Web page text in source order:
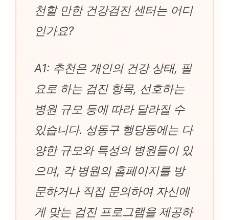
천할 만한 건강검진 센터는 어디
인가요?
A1: 추천은 개인의 건강 상태, 필
요로 하는 검진 항목, 선호하는
병원 규모 등에 따라 달라질 수
있습니다. 성동구 행당동에는 다
양한 규모와 특성의 병원들이 있
으며, 각 병원의 홈페이지를 방
문하거나 직접 문의하여 자신에
게 맞는 검진 프로그램을 제공하